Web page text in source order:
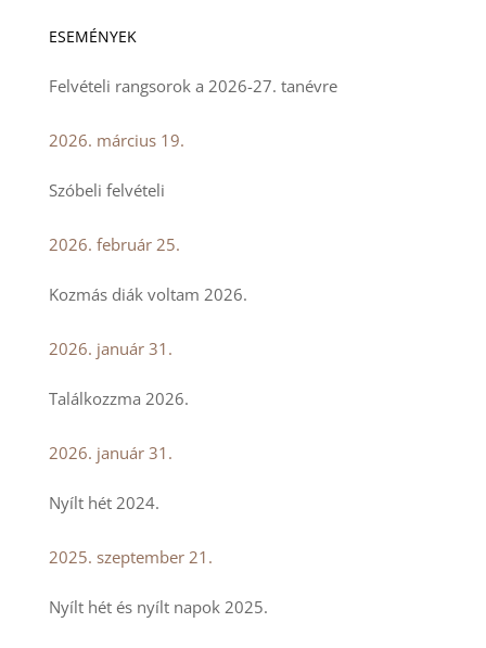
ESEMÉNYEK
Felvételi rangsorok a 2026-27. tanévre
2026. március 19.
Szóbeli felvételi
2026. február 25.
Kozmás diák voltam 2026.
2026. január 31.
Találkozzma 2026.
2026. január 31.
Nyílt hét 2024.
2025. szeptember 21.
Nyílt hét és nyílt napok 2025.